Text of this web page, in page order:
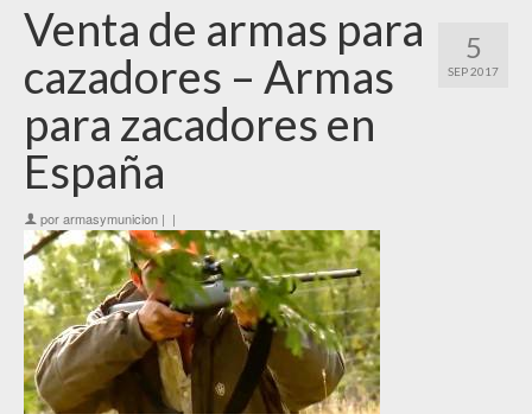
5
SEP 2017
Venta de armas para
cazadores – Armas
para zacadores en
España
porarmasymunicion | |